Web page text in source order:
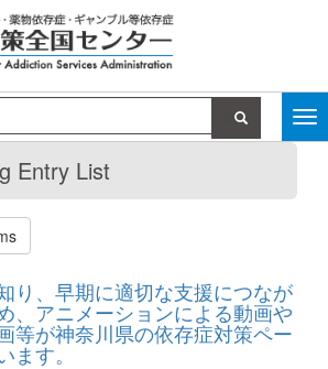
Entry List
り、早期に適切な支援につなが
、アニメーションによる動画や
等が神奈川県の依存症対策ペー
ます。